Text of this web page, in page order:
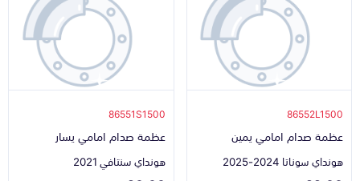
86552L1500
عظمة صدام امامي يمين
هونداي سوناتا 2024-2025
86551S1500
عظمة صدام امامي يسار
هونداي سنتافي 2021